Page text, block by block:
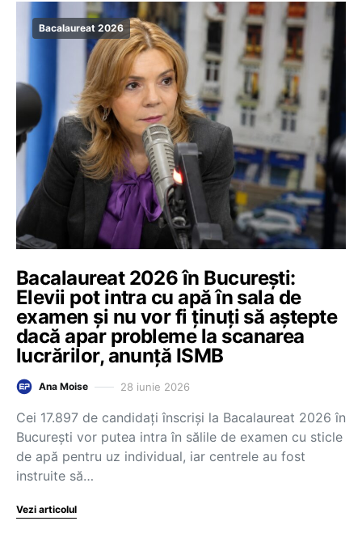
Bacalaureat 2026
Bacalaureat 2026 în București:
Elevii pot intra cu apă în sala de
examen și nu vor fi ținuți să aștepte
dacă apar probleme la scanarea
lucrărilor, anunță ISMB
Ana Moise 28 iunie 2026
Cei 17.897 de candidați înscriși la Bacalaureat 2026 în
București vor putea intra în sălile de examen cu sticle
de apă pentru uz individual, iar centrele au fost
instruite să…
Vezi articolul